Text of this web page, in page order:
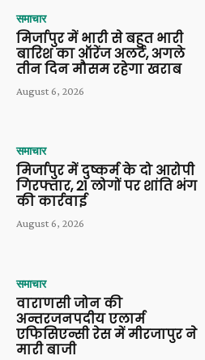
समाचार
मिर्जापुर में भारी से बहुत भारी
बारिश का ऑरेंज अलर्ट, अगले
तीन दिन मौसम रहेगा खराब
August 6, 2026
समाचार
मिर्जापुर में दुष्कर्म के दो आरोपी
गिरफ्तार, 21 लोगों पर शांति भंग
की कार्रवाई
August 6, 2026
समाचार
वाराणसी जोन की
अन्तरजनपदीय एलार्म
एफिसिएन्सी रेस में मीरजापुर ने
मारी बाजी